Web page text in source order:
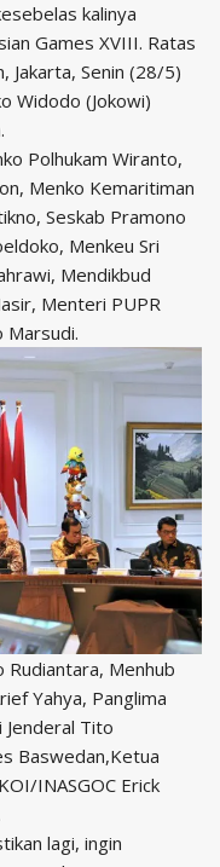
kalinya
Games XVIII. Ratas
Jakarta, Senin (28/5)
Widodo (Jokowi)
Polhukam Wiranto,
Menko Kemaritiman
Seskab Pramono
Menkeu Sri
Mendikbud
Menteri PUPR
Marsudi.
Rudiantara, Menhub
Yahya, Panglima
Tito
Baswedan,Ketua
INASGOC Erick
lagi, ingin